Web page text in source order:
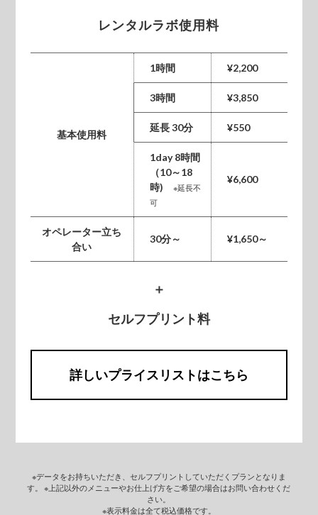
レンタルラボ使用料
基本使用料
1時間 ¥2,200
3時間 ¥3,850
延長 30分 ¥550
1day 8時間
（10～18
時)
※延長不
可
¥6,600
オペレーター立ち
合い
30分～ ¥1,650～
＋
セルフプリント料
詳しいプライスリストはこちら
※データをお持ちいただき、セルフプリントしていただくプランとなりま
す。
※上記以外のメニューやお仕上げ方をご希望の場合はお問い合わせくだ
さい。
※表示料金は全て税込価格です。